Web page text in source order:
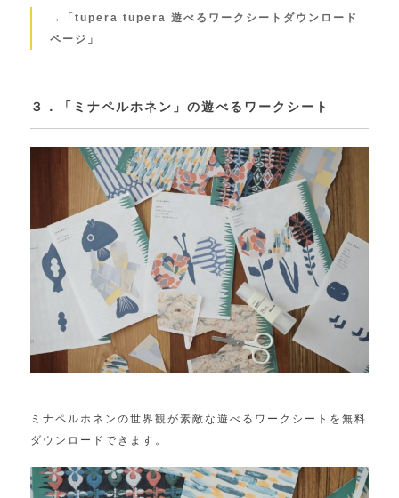
→「tupera tupera 遊べるワークシートダウンロード
ページ」
３．「ミナペルホネン」の遊べるワークシート
ミナペルホネンの世界観が素敵な遊べるワークシートを無料
ダウンロードできます。